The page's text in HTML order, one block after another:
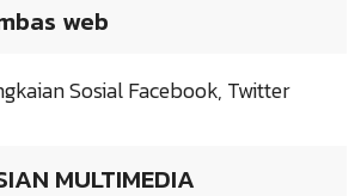
web
Sosial Facebook, Twitter
MULTIMEDIA